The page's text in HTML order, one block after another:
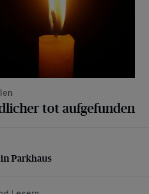
tot aufgefunden
Parkhaus
Parkhaus